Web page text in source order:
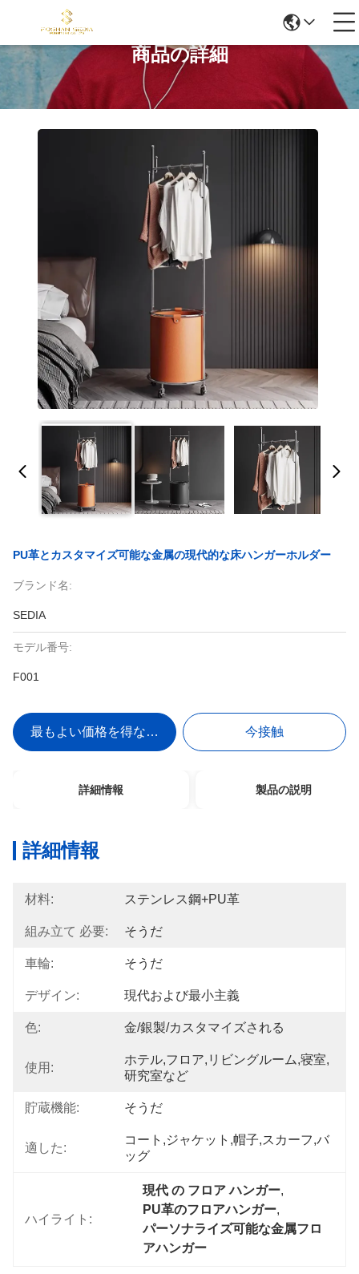
商品の詳細
PU革とカスタマイズ可能な金属の現代的な床ハンガーホルダー
ブランド名:
SEDIA
モデル番号:
F001
最もよい価格を得なさい 今接触
詳細情報 製品の説明
詳細情報
材料: ステンレス鋼+PU革
組み立て 必要: そうだ
車輪: そうだ
デザイン: 現代および最小主義
色: 金/銀製/カスタマイズされる
使用:
ホテル,フロア,リビングルーム,寝室,
研究室など
貯蔵機能: そうだ
適した:
コート,ジャケット,帽子,スカーフ,バ
ッグ
ハイライト:
現代 の フロア ハンガー,
PU革のフロアハンガー,
パーソナライズ可能な金属フロ
アハンガー